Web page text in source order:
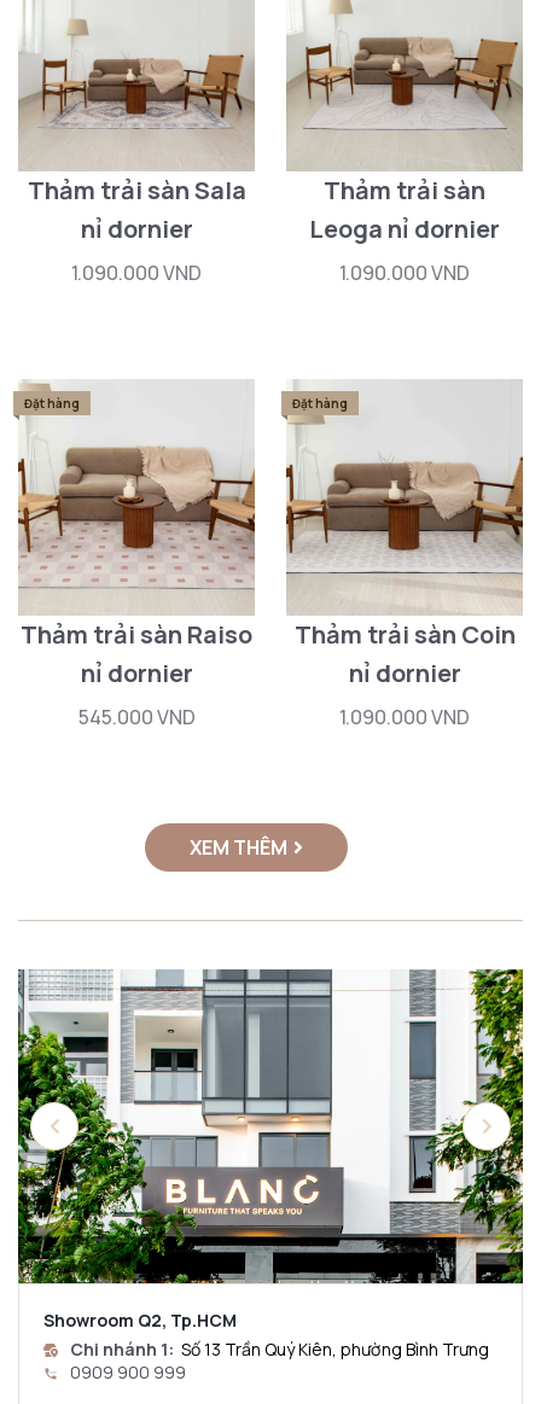
Thảm trải sàn Sala
nỉ dornier
1.090.000 VND
Thảm trải sàn
Leoga nỉ dornier
1.090.000 VND
Đặt hàng
Thảm trải sàn Raiso
nỉ dornier
545.000 VND
Đặt hàng
Thảm trải sàn Coin
nỉ dornier
1.090.000 VND
XEM THÊM
Showroom Q2, Tp.HCM
Chi nhánh 1: Số 13 Trần Quý Kiên, phường Bình Trưng
0909 900 999